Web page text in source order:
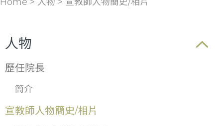
人物
歷任院長
簡介
宣教師人物簡史/相片